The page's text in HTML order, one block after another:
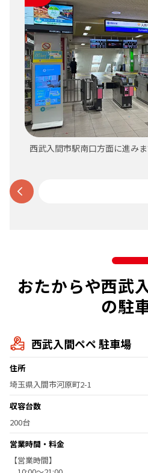
西武入間市駅南口方面に進みま
おたからや西武
の駐
西武入間ペペ 駐車場
住所
埼玉県入間市河原町2-1
収容台数
200台
営業時間・料金
【営業時間】